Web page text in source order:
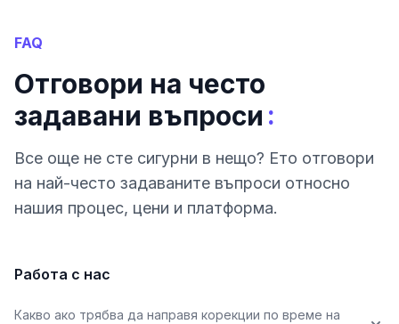
FAQ
Отговори на често
задавани въпроси :
Все още не сте сигурни в нещо? Ето отговори
на най-често задаваните въпроси относно
нашия процес, цени и платформа.
Работа с нас
Какво ако трябва да направя корекции по време на